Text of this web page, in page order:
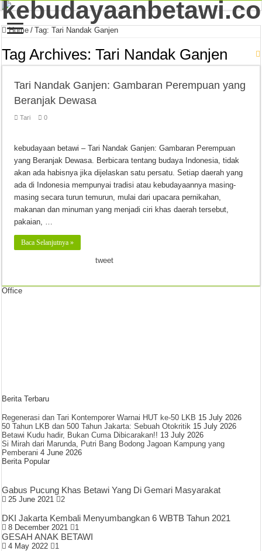
Home / Tag:Tari Nandak Ganjen
Tag Archives:Tari Nandak Ganjen
Tari Nandak Ganjen: Gambaran Perempuan yang
Beranjak Dewasa
Tari 0
kebudayaan betawi – Tari Nandak Ganjen: Gambaran Perempuan
yang Beranjak Dewasa. Berbicara tentang budaya Indonesia, tidak
akan ada habisnya jika dijelaskan satu persatu. Setiap daerah yang
ada di Indonesia mempunyai tradisi atau kebudayaannya masing-
masing secara turun temurun, mulai dari upacara pernikahan,
makanan dan minuman yang menjadi ciri khas daerah tersebut,
pakaian, …
Baca Selanjutnya »
tweet
Office
Berita Terbaru
Regenerasi dan Tari Kontemporer Warnai HUT ke-50 LKB 15 July 2026
50 Tahun LKB dan 500 Tahun Jakarta: Sebuah Otokritik 15 July 2026
Betawi Kudu hadir, Bukan Cuma Dibicarakan!! 13 July 2026
Si Mirah dari Marunda, Putri Bang Bodong Jagoan Kampung yang
Pemberani 4 June 2026
Berita Popular
Gabus Pucung Khas Betawi Yang Di Gemari Masyarakat
25 June 2021 2
DKI Jakarta Kembali Menyumbangkan 6 WBTB Tahun 2021
8 December 2021 1
GESAH ANAK BETAWI
4 May 2022 1